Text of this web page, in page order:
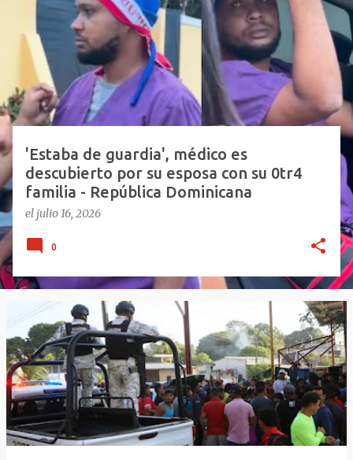
d
a
s
'Estaba de guardia', médico es
descubierto por su esposa con su 0tr4
familia - República Dominicana
el julio 16, 2026
0